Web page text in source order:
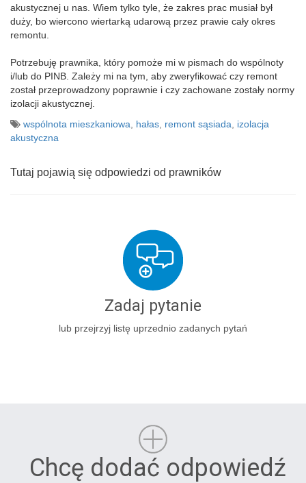
akustycznej u nas. Wiem tylko tyle, że zakres prac musiał był
duży, bo wiercono wiertarką udarową przez prawie cały okres
remontu.
Potrzebuję prawnika, który pomoże mi w pismach do wspólnoty
i/lub do PINB. Zależy mi na tym, aby zweryfikować czy remont
został przeprowadzony poprawnie i czy zachowane zostały normy
izolacji akustycznej.
wspólnota mieszkaniowa
hałas remont sąsiada
izolacja
akustyczna
Tutaj pojawią się odpowiedzi od prawników
Zadaj pytanie
lub przejrzyj listę uprzednio zadanych pytań
Chcę dodać odpowiedź